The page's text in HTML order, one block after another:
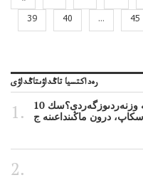
39
40 ... 45
رەداكتسيا تاڭداۋىتاڭداۋى
10 كۇندە نە وزنەردىوزگەردى؟سك